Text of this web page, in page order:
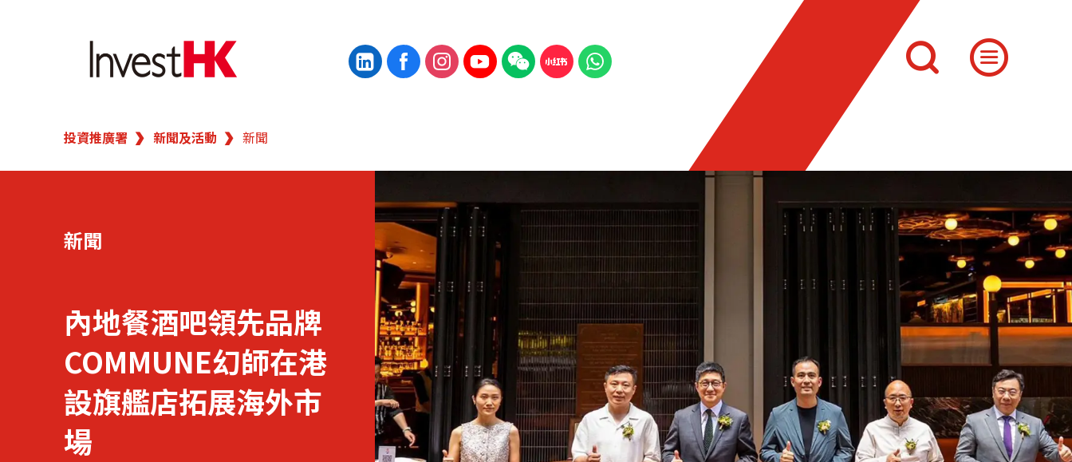
繁 简
香港營商優勢
業務領域
在港開業
關於我們
投資推廣署 新聞及活動 新聞
新聞
內地餐酒吧領先品牌
COMMUNE幻師在港
設旗艦店拓展海外市
場